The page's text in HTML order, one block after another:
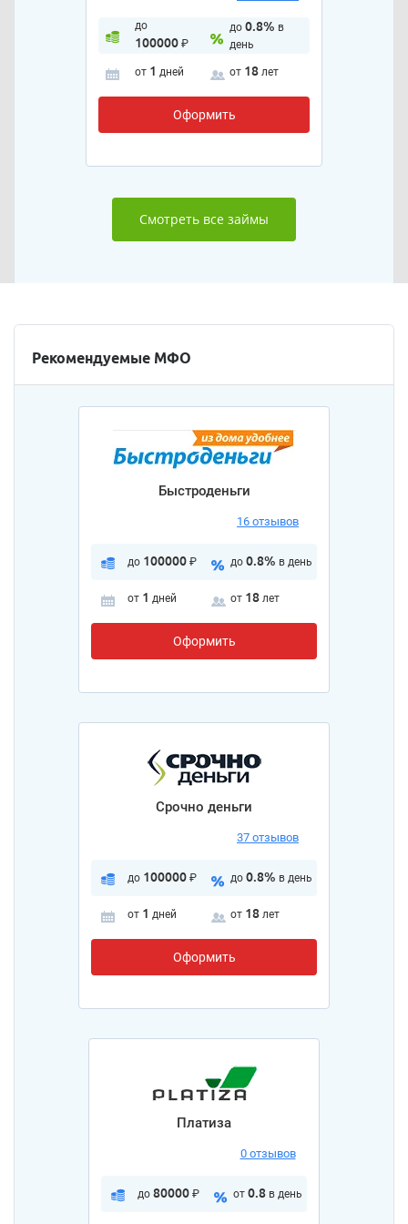
до
100000₽
до 0.8% в
день
от 1 дней от 18 лет
Оформить
Смотреть все займы
Рекомендуемые МФО
Быстроденьги
16 отзывов
до 100000 ₽ до 0.8% в день
от 1 дней от 18 лет
Оформить
Срочно деньги
37 отзывов
до 100000 ₽ до 0.8% в день
от 1 дней от 18 лет
Оформить
Платиза
0 отзывов
до 80000 ₽ от 0.8 в день